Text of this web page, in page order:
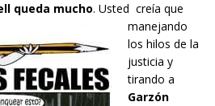
queda mucho. Usted creía que
manejando
los hilos de la
justicia y
tirando a
Garzón